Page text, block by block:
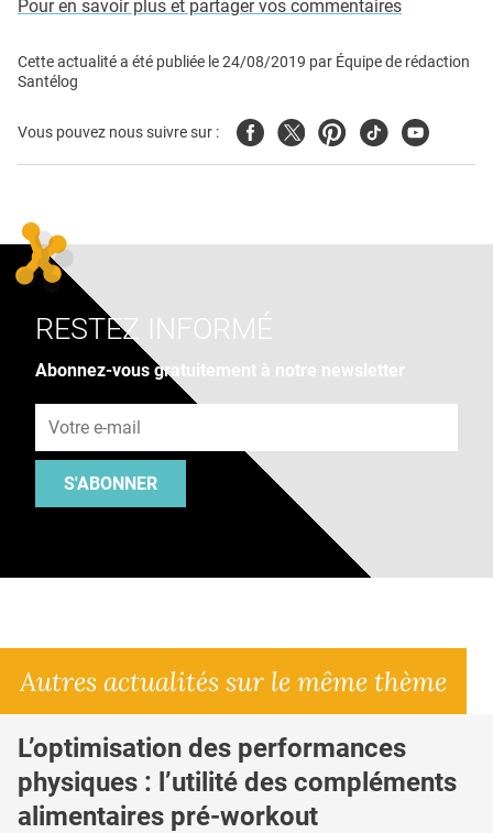
Pour en savoir plus et partager vos commentaires
Cette actualité a été publiée le24/08/2019 par Équipe de rédaction
Santélog
Vous pouvez nous suivre sur : FacebookTwitterPinterest
TiktokYoutube
RESTEZ INFORMÉ
Abonnez-vous gratuitement à notre newsletter
S'ABONNER
Autres actualités sur le même thème
L’optimisation des performances
physiques : l’utilité des compléments
alimentaires pré-workout